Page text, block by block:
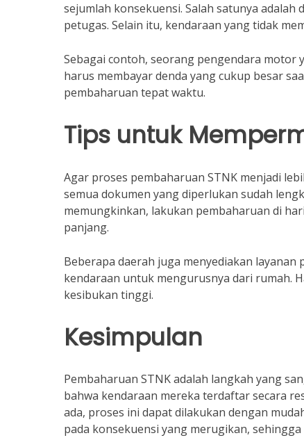
sejumlah konsekuensi. Salah satunya
petugas. Selain itu, kendaraan yang tidak
Sebagai contoh, seorang pengendara motor
harus membayar denda yang cukup besar
pembaharuan tepat waktu.
Tips untuk
Agar proses pembaharuan STNK menjadi
semua dokumen yang diperlukan sudah
memungkinkan, lakukan pembaharuan di
panjang.
Beberapa daerah juga menyediakan
kendaraan untuk mengurusnya dari rumah.
kesibukan tinggi.
Kesimpulan
Pembaharuan STNK adalah langkah yang
bahwa kendaraan mereka terdaftar secara
ada, proses ini dapat dilakukan dengan
pada konsekuensi yang merugikan,